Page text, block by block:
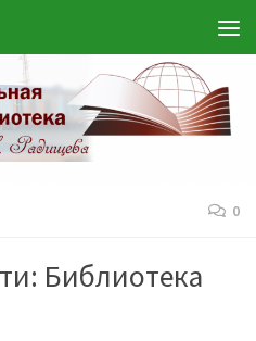
0
Библиотека